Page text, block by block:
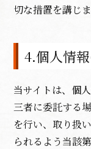
切な措置を講じま
4.個人情
当サイトは、個
三者に委託する
を行い、取り扱
られるよう当該